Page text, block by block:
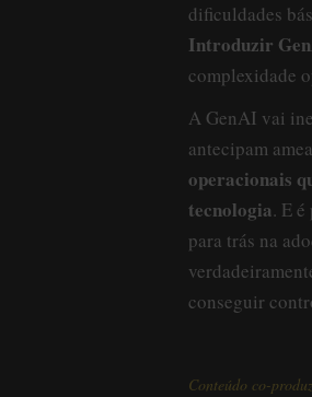
dificuldades
Introduzir
complexidade
A GenAI vai
antecipam
operacionais
tecnologia. E
para trás na
conseguir
Conteúdo co-